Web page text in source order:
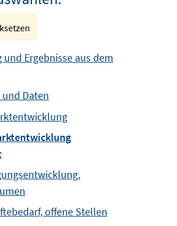
und Ergebnisse aus dem
Daten
offene Stellen